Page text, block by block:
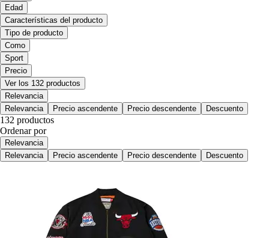
Edad
Características del producto
Tipo de producto
Como
Sport
Precio
Ver los 132 productos
Relevancia
Relevancia
Precio ascendente Precio descendente Descuento
132 productos
Ordenar por
Relevancia
Relevancia
Precio ascendente Precio descendente Descuento